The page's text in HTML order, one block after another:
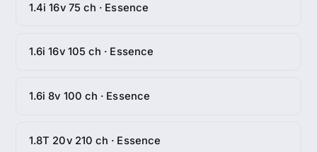
1.4i 16v 75 ch · Essence
1.6i 16v 105 ch · Essence
1.6i 8v 100 ch · Essence
1.8T 20v 210 ch · Essence